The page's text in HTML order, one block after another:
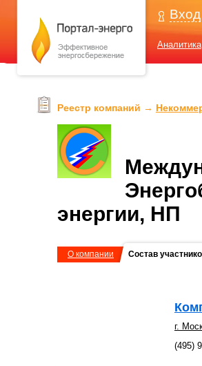
Вход
Аналитика
Реестр компаний →
энергии, НП
О компании Состав
г.
(495)